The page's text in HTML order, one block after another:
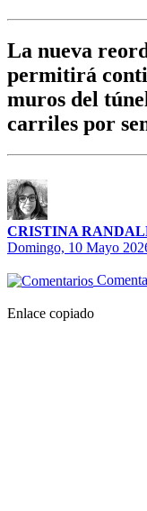
La nueva
permitirá
muros del
carriles por
CRISTINA
Domingo, 10 Mayo
Enlace copiado